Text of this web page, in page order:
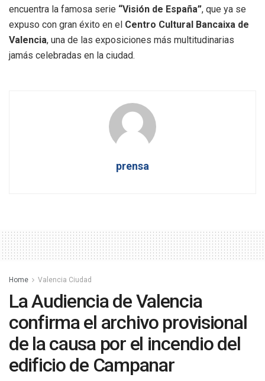
encuentra la famosa serie “Visión de España”, que ya se
expuso con gran éxito en el Centro Cultural Bancaixa de
Valencia, una de las exposiciones más multitudinarias
jamás celebradas en la ciudad.
prensa
Home Valencia Ciudad
La Audiencia de Valencia
confirma el archivo provisional
de la causa por el incendio del
edificio de Campanar